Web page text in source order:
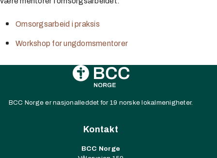
Omsorgsarbeid i praksis
Workshop for ungdomsmentorer
BCC Norge er nasjonalleddet for 19 norske lokalmenigheter.
Kontakt
BCC Norge